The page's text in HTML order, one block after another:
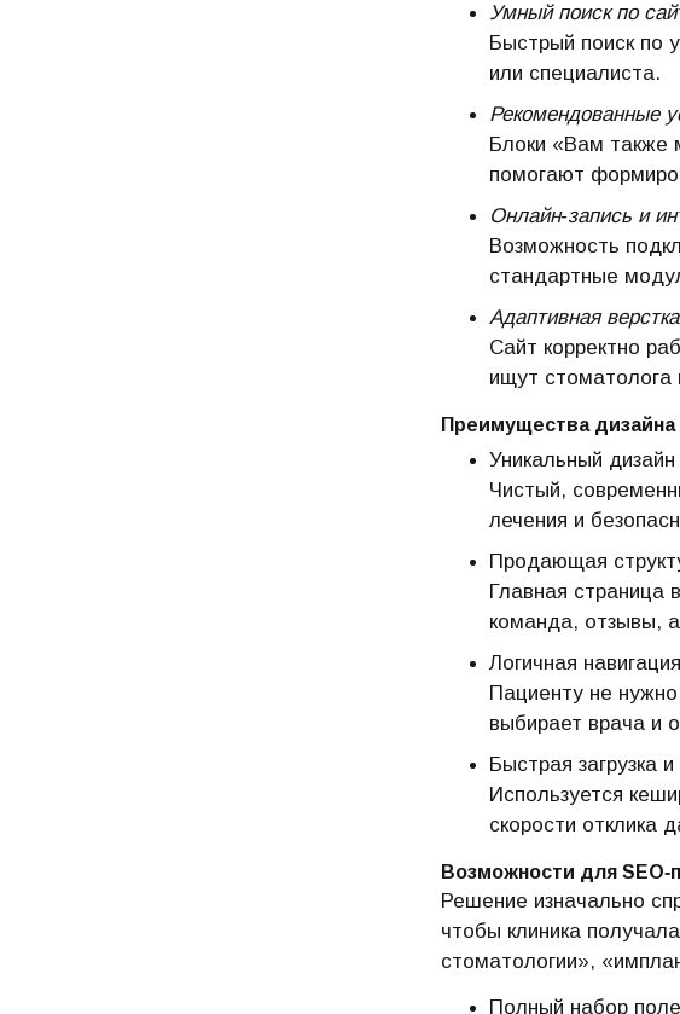
Умный поиск по
Быстрый поиск по
или специалиста.
Рекомендованные
Блоки «Вам также
помогают
Онлайн‑запись и
Возможность
стандартные
Адаптивная верстка
Сайт корректно
ищут
Преимущества дизайна
Уникальный
Чистый,
лечения и
Продающая
Главная страница
команда, отзывы,
Логичная навигация
Пациенту не
выбирает врача и
Быстрая загрузка
Используется
скорости отклика
Возможности для
Решение изначально
чтобы клиника
стоматологии»,
Полный набор